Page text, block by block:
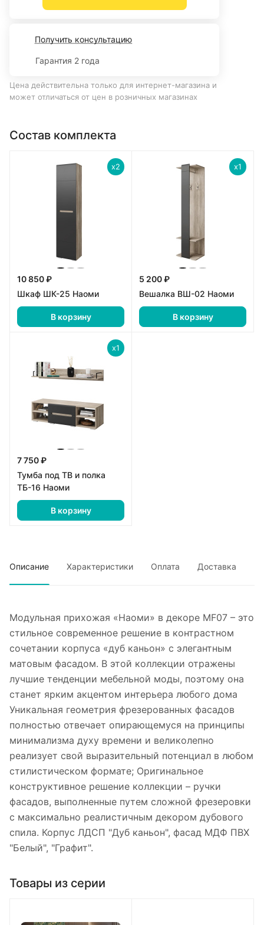
Получить консультацию
Гарантия 2 года
Цена действительна только для интернет-магазина и
может отличаться от цен в розничных магазинах
Состав комплекта
x2
10 850 ₽
Шкаф ШК-25 Наоми
В корзину
x1
5 200 ₽
Вешалка ВШ-02 Наоми
В корзину
x1
7 750 ₽
Тумба под ТВ и полка
ТБ-16 Наоми
В корзину
Описание Характеристики Оплата Доставка
Модульная прихожая «Наоми» в декоре MF07 – это
стильное современное решение в контрастном
сочетании корпуса «дуб каньон» с элегантным
матовым фасадом. В этой коллекции отражены
лучшие тенденции мебельной моды, поэтому она
станет ярким акцентом интерьера любого дома
Уникальная геометрия фрезерованных фасадов
полностью отвечает опирающемуся на принципы
минимализма духу времени и великолепно
реализует свой выразительный потенциал в любом
стилистическом формате; Оригинальное
конструктивное решение коллекции – ручки
фасадов, выполненные путем сложной фрезеровки
с максимально реалистичным декором дубового
спила. Корпус ЛДСП "Дуб каньон", фасад МДФ ПВХ
"Белый", "Графит".
Товары из серии